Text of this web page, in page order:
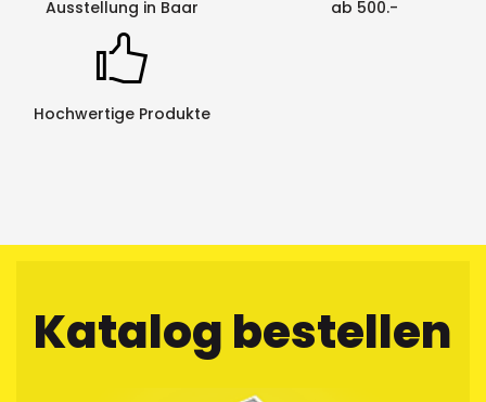
Ausstellung in Baar
ab 500.-
Hochwertige Produkte
Katalog bestellen